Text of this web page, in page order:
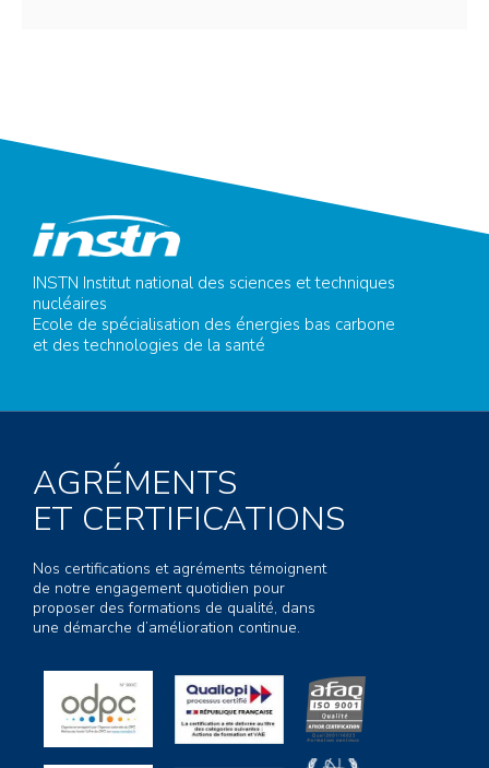
INSTN Institut national des sciences et techniques
nucléaires
Ecole de spécialisation des énergies bas carbone
et des technologies de la santé
AGRÉMENTS
ET CERTIFICATIONS
Nos certifications et agréments témoignent
de notre engagement quotidien pour
proposer des formations de qualité, dans
une démarche d’amélioration continue.